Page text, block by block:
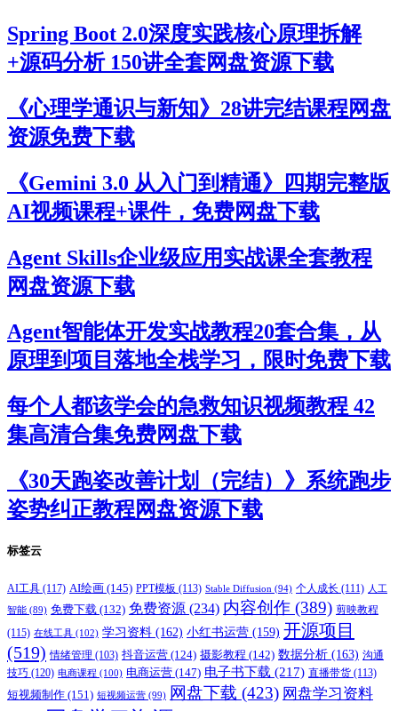
Spring Boot 2.0深度实践核心原理拆解
+源码分析 150讲全套网盘资源下载
《心理学通识与新知》28讲完结课程网盘
资源免费下载
《Gemini 3.0 从入门到精通》四期完整版
AI视频课程+课件，免费网盘下载
Agent Skills企业级应用实战课全套教程
网盘资源下载
Agent智能体开发实战教程20套合集，从
原理到项目落地全栈学习，限时免费下载
每个人都该学会的急救知识视频教程 42
集高清合集免费网盘下载
《30天跑姿改善计划（完结）》系统跑步
姿势纠正教程网盘资源下载
标签云
AI工具 (117) AI绘画 (145) PPT模板 (113) Stable Diffusion (94) 个人成长 (111) 人工
智能 (89) 免费下载 (132) 免费资源 (234) 内容创作 (389) 剪映教程
(115) 在线工具 (102) 学习资料 (162) 小红书运营 (159) 开源项目
(519) 情绪管理 (103) 抖音运营 (124) 摄影教程 (142) 数据分析 (163) 沟通
技巧 (120) 电商课程 (100) 电商运营 (147) 电子书下载 (217) 直播带货 (113)
短视频制作 (151) 短视频运营 (99) 网盘下载 (423) 网盘学习资料